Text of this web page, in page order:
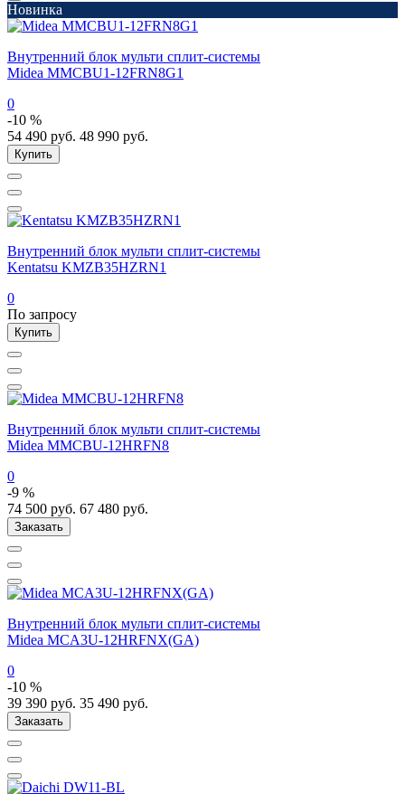
Новинка
Внутренний блок мульти сплит-системы
Midea MMCBU1-12FRN8G1
0
-10 %
54 490 руб. 48 990 руб.
Купить
Внутренний блок мульти сплит-системы
Kentatsu KMZB35HZRN1
0
По запросу
Купить
Внутренний блок мульти сплит-системы
Midea MMCBU-12HRFN8
0
-9 %
74 500 руб. 67 480 руб.
Заказать
Внутренний блок мульти сплит-системы
Midea MCA3U-12HRFNX(GA)
0
-10 %
39 390 руб. 35 490 руб.
Заказать